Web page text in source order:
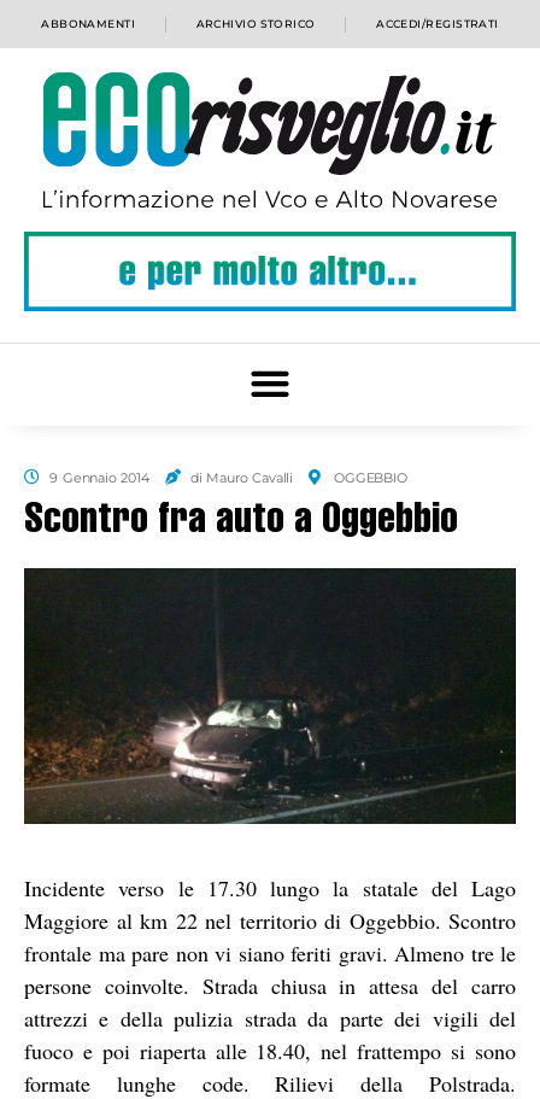
ABBONAMENTI ARCHIVIO STORICO ACCEDI/REGISTRATI
9 Gennaio 2014 di Mauro Cavalli OGGEBBIO
Scontro fra auto a Oggebbio
Incidente verso le 17.30 lungo la statale del Lago
Maggiore al km 22 nel territorio di Oggebbio. Scontro
frontale ma pare non vi siano feriti gravi. Almeno tre le
persone coinvolte. Strada chiusa in attesa del carro
attrezzi e della pulizia strada da parte dei vigili del
fuoco e poi riaperta alle 18.40, nel frattempo si sono
formate lunghe code. Rilievi della Polstrada.